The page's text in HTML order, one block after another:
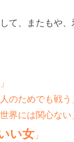
て、またもや
のためでも戦う
界には関心ない
い女 」